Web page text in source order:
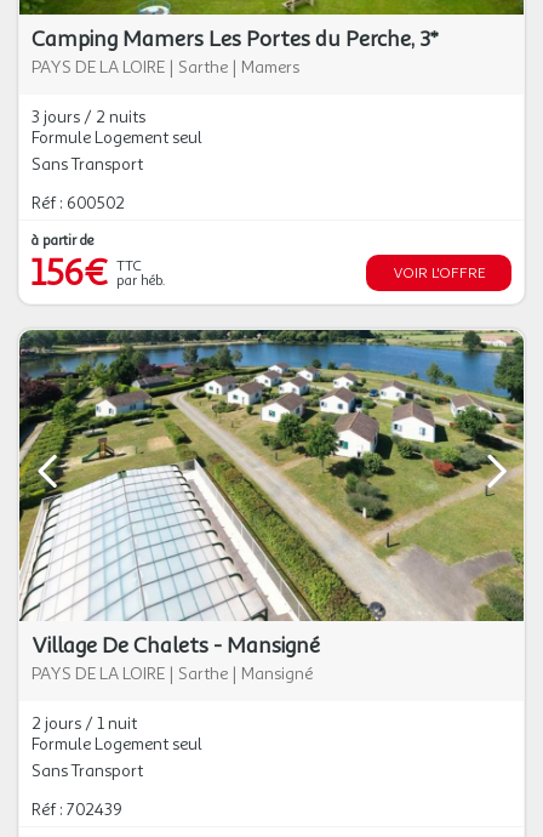
Camping Mamers Les Portes du Perche, 3*
PAYS DE LA LOIRE | Sarthe | Mamers
3 jours / 2 nuits
Formule Logement seul
Sans Transport
Réf : 600502
à partir de
156€ TTC
par héb.
VOIR L'OFFRE
Village De Chalets - Mansigné
PAYS DE LA LOIRE | Sarthe | Mansigné
2 jours / 1 nuit
Formule Logement seul
Sans Transport
Réf : 702439